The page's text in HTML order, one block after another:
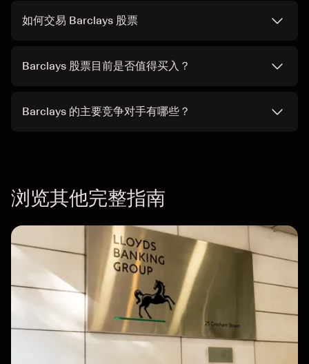
如何交易 Barclays 股票
Barclays 股票目前是否值得买入？
Barclays 的主要竞争对手有哪些？
浏览其他完整指南